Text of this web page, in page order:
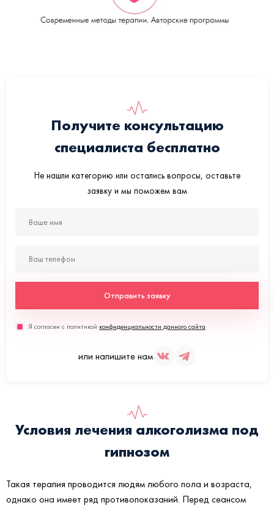
Получите консультацию
специалиста бесплатно
Не нашли категорию или остались вопросы, оставьте
заявку и мы поможем вам
Отправить заявку
Я согласен с политикой конфиденциальности данного сайта
или напишите нам
Условия лечения алкоголизма под
гипнозом
Такая терапия проводится людям любого пола и возраста,
однако она имеет ряд противопоказаний. Перед сеансом